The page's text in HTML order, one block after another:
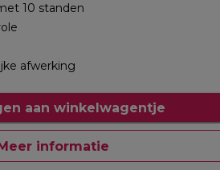
10 standen
afwerking
aan winkelwagentje
informatie